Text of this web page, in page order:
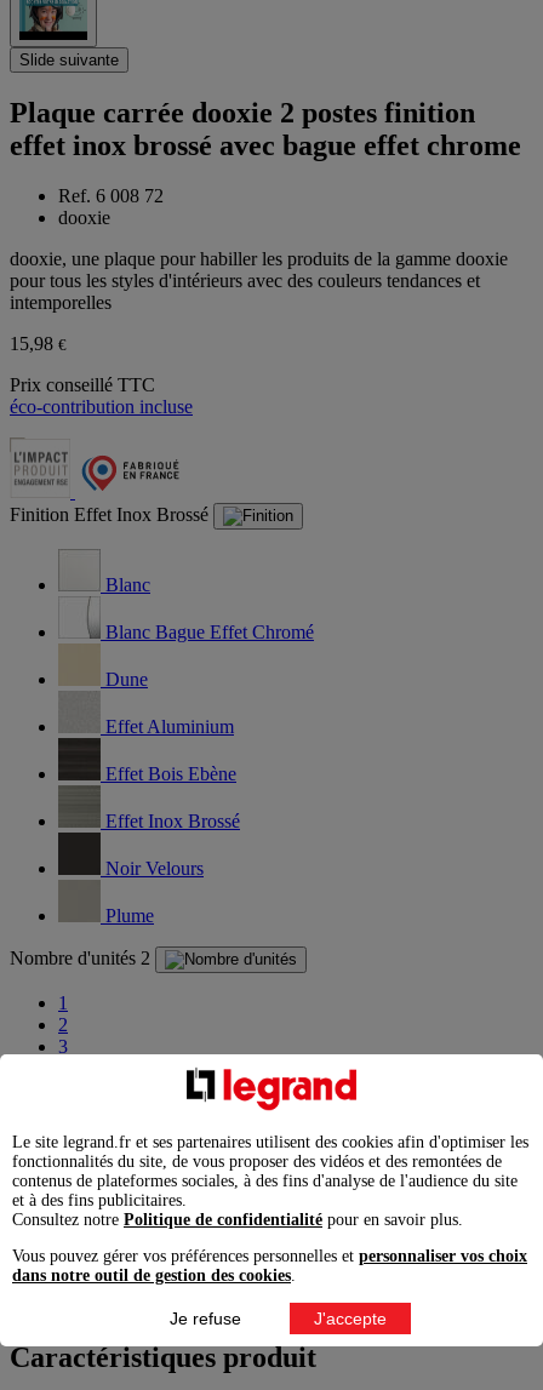
Slide suivante
Plaque carrée dooxie 2 postes finition
effet inox brossé avec bague effet chrome
Ref. 6 008 72
dooxie
dooxie, une plaque pour habiller les produits de la gamme dooxie
pour tous les styles d'intérieurs avec des couleurs tendances et
intemporelles
15,98 €
Prix conseillé TTC
éco-contribution incluse
Finition Effet Inox Brossé
Blanc
Blanc Bague Effet Chromé
Dune
Effet Aluminium
Effet Bois Ebène
Effet Inox Brossé
Noir Velours
Plume
Nombre d'unités 2
1
2
3
Enlever de la liste
Garantie légale 2 ans, à exercer pour un consommateur auprès
de l'enseigne ou du site marchand auprès duquel il a acheté le
produit.
Ajouter au comparateur
Imprimer
Caractéristiques produit
Le site legrand.fr et ses partenaires utilisent des cookies afin d'optimiser les
fonctionnalités du site, de vous proposer des vidéos et des remontées de
contenus de plateformes sociales, à des fins d'analyse de l'audience du site
et à des fins publicitaires.
Consultez notre Politique de confidentialité pour en savoir plus.
Vous pouvez gérer vos préférences personnelles et personnaliser vos choix
dans notre outil de gestion des cookies.
Je refuse J'accepte